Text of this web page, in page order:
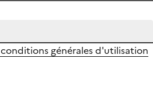
conditions générales d'utilisation